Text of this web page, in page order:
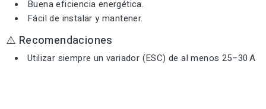
Buena eficiencia energética.
Fácil de instalar y mantener.
⚠️ Recomendaciones
Utilizar siempre un variador (ESC) de al menos 25–30 A